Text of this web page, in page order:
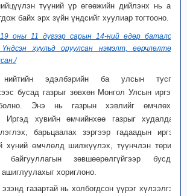
түүний үр өгөөжийн дийлэнх нь ард
байх эрх зүйн үндсийг хуулиар тогтооно.
оны 11 дүгээр сарын 14-ний өдөр баталсан
хуульд оруулсан нэмэлт, өөрчлөлтөөр
нийтийн эдэлбэрийн ба улсын тусгай
бусад газрыг зөвхөн Монгол Улсын иргэнд
Энэ нь газрын хэвлийг өмчлөхөд
Иргэд хувийн өмчийнхөө газрыг худалдах,
барьцаалах зэргээр гадаадын иргэн,
хүний өмчлөлд шилжүүлэх, түүнчлэн төрийн
зөвшөөрөлгүйгээр бусдад
хориглоно.
газартай нь холбогдсон үүрэг хүлээлгэх,